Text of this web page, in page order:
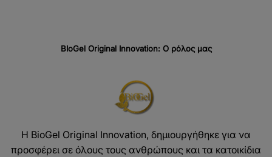
BIoGel Original Innovation: Ο ρόλος μας
Η BioGel Original Innovation, δημιουργήθηκε για να
προσφέρει σε όλους τους ανθρώπους και τα κατοικίδια